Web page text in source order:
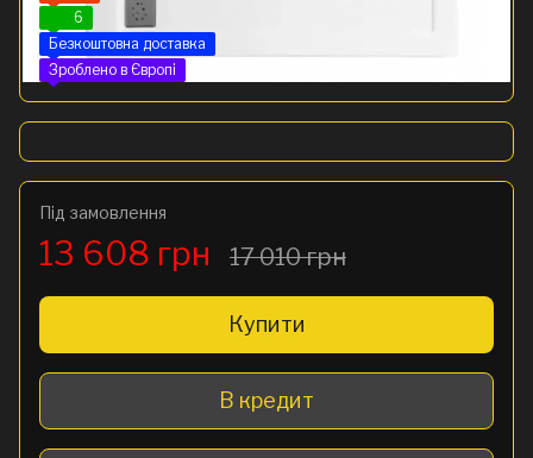
6
Безкоштовна доставка
Зроблено в Європі
Під замовлення
13 608 грн 17 010 грн
Купити
В кредит